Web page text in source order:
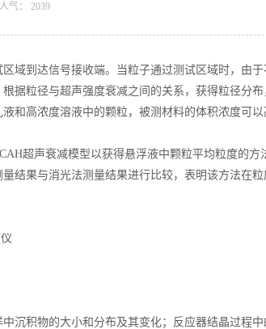
气： 2039
到达信号接收端。当粒子通过测试区域时，由于
据粒径与超声强度衰减之间的关系，获得粒径分布
和高浓度溶液中的颗粒，被测材料的体积浓度可以
超声衰减模型以获得悬浮液中颗粒平均粒度的方
结果与消光法测量结果进行比较，表明该方法在粒
积物的大小和分布及其变化；反应器结晶过程中